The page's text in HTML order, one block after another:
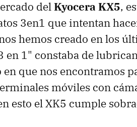
delKyocera KX5,
3en1 que intentan
hemos creado en los
en 1" constaba de
que nos encontramos
móviles con
esto el XK5 cumple